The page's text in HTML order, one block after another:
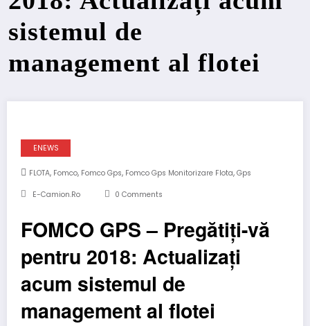
sistemul de
management al flotei
ENEWS
FLOTA, Fomco, Fomco Gps, Fomco Gps Monitorizare Flota, Gps
E-Camion.ro 0 Comments
FOMCO GPS – Pregătiți-vă
pentru 2018: Actualizați
acum sistemul de
management al flotei